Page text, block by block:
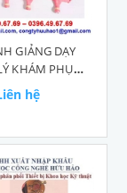
GIẢNG DẠY
KHÁM PHỤ
KHOAhệ